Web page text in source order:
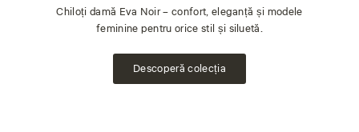
Chiloți damă Eva Noir – confort, eleganță și modele
feminine pentru orice stil și siluetă.
Descoperă colecția